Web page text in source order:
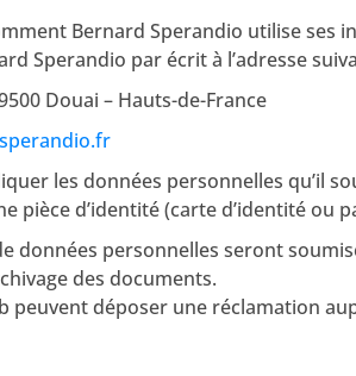
Bernard Sperandio utilise
Sperandio par écrit à l’adresse
Douai – Hauts-de-France
les données personnelles qu’il
pièce d’identité (carte d’identité ou
données personnelles seront
des documents.
peuvent déposer une réclamation